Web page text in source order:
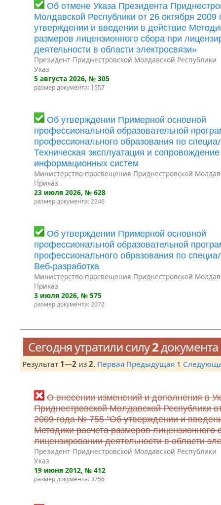
Об отмене Указа Президента
Молдавской Республики от 26 октября
утверждении и введении в действие
размеров лицензионного сбора при
деятельности в области электросвязи»
Президент Приднестровской Молдавской Республики
Указ
5 августа 2026, № 305
размер документа: 1557
Об утверждении Примерной основной
профессиональной образовательной
профессионального образования по
Техническая эксплуатация и сопровождение
информационных систем
Министерство просвещения Приднестровской
Приказ
23 июля 2026, № 628
размер документа: 2246
Об утверждении Примерной основной
профессиональной образовательной
профессионального образования по
Веб-разработка
Министерство просвещения Приднестровской
Приказ
3 июля 2026, № 575
размер документа: 2072
Сегодня утратили силу2документа
Результат 1—2 из 2. Первая Предыдущая 1
О внесении изменений и дополнения в
Приднестровской Молдавской Республики
2009 года № 755 "Об утверждении и
Методики расчета размеров лицензионного
лицензировании деятельности в области
Президент Приднестровской Молдавской Республики
Указ
19 июня 2012, № 412
размер документа: 3756